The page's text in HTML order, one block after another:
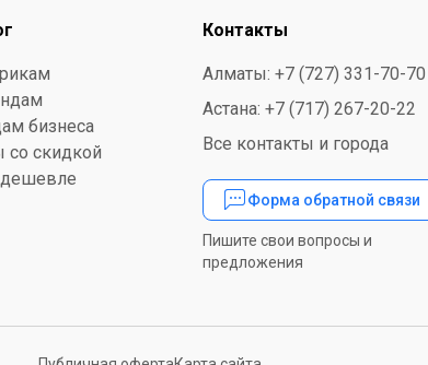
бизнеса
со скидкой
Контакты
Алматы: +7 (727) 331-70-70
Астана: +7 (717) 267-20-22
Все контакты и города
Форма обратной связи
Пишите свои вопросы и
предложения